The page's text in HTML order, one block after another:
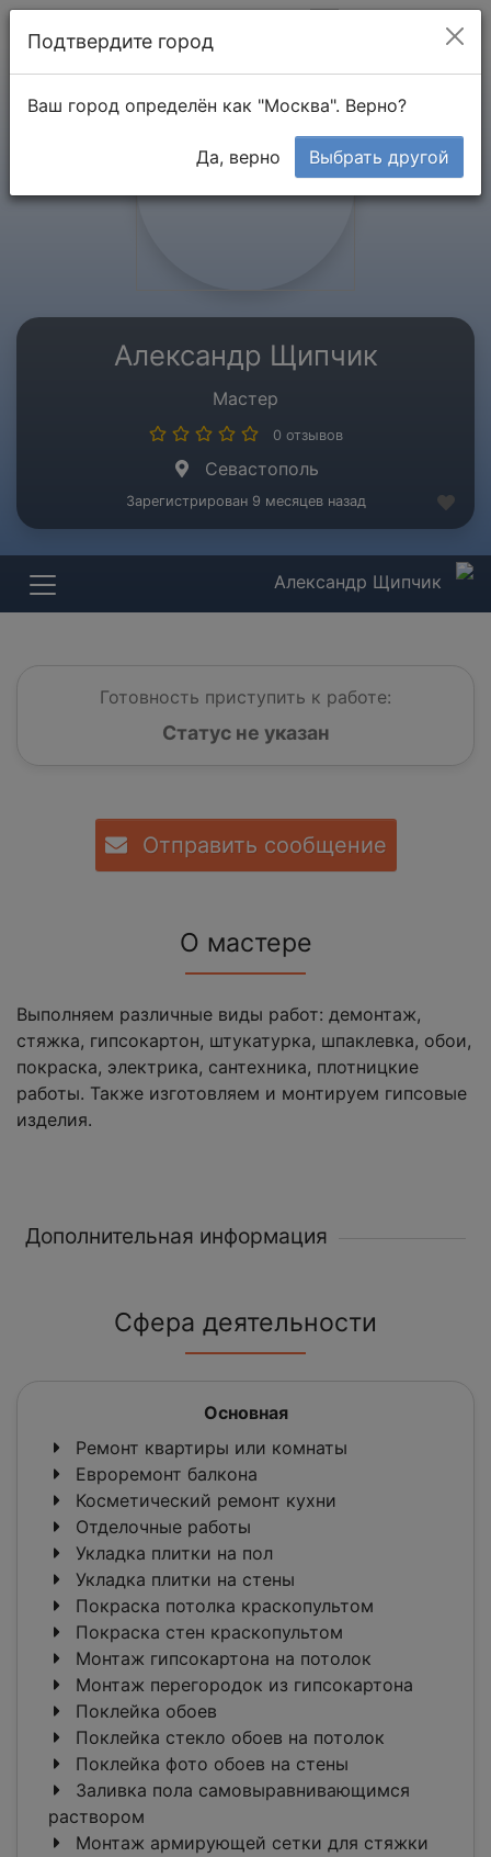
Александр Щипчик
Мастер
0 отзывов
Севастополь
Зарегистрирован 9 месяцев назад
Александр Щипчик
Готовность приступить к работе:
Статус не указан
Отправить сообщение
О мастере
Выполняем различные виды работ: демонтаж,
стяжка, гипсокартон, штукатурка, шпаклевка, обои,
покраска, электрика, сантехника, плотницкие
работы. Также изготовляем и монтируем гипсовые
изделия.
Дополнительная информация
Сфера деятельности
Основная
Ремонт квартиры или комнаты
Евроремонт балкона
Косметический ремонт кухни
Отделочные работы
Укладка плитки на пол
Укладка плитки на стены
Покраска потолка краскопультом
Покраска стен краскопультом
Монтаж гипсокартона на потолок
Монтаж перегородок из гипсокартона
Поклейка обоев
Поклейка стекло обоев на потолок
Поклейка фото обоев на стены
Заливка пола самовыравнивающимся
раствором
Монтаж армирующей сетки для стяжки
Подтвердите город
Ваш город определён как "Москва". Верно?
Да, верно Выбрать другой